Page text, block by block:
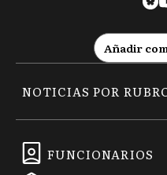
Añadir
FUNCIONARIOS
NOTICIAS POR